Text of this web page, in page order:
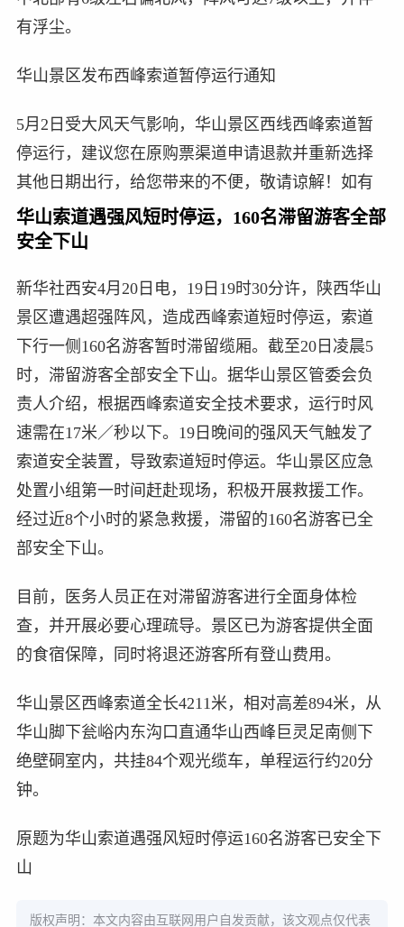
有浮尘。
华山景区发布西峰索道暂停运行通知
5月2日受大风天气影响，华山景区西线西峰索道暂
停运行，建议您在原购票渠道申请退款并重新选择
其他日期出行，给您带来的不便，敬请谅解！如有
华山索道遇强风短时停运，160名滞留游客全部
安全下山
新华社西安4月20日电，19日19时30分许，陕西华山
景区遭遇超强阵风，造成西峰索道短时停运，索道
下行一侧160名游客暂时滞留缆厢。截至20日凌晨5
时，滞留游客全部安全下山。据华山景区管委会负
责人介绍，根据西峰索道安全技术要求，运行时风
速需在17米／秒以下。19日晚间的强风天气触发了
索道安全装置，导致索道短时停运。华山景区应急
处置小组第一时间赶赴现场，积极开展救援工作。
经过近8个小时的紧急救援，滞留的160名游客已全
部安全下山。
目前，医务人员正在对滞留游客进行全面身体检
查，并开展必要心理疏导。景区已为游客提供全面
的食宿保障，同时将退还游客所有登山费用。
华山景区西峰索道全长4211米，相对高差894米，从
华山脚下瓮峪内东沟口直通华山西峰巨灵足南侧下
绝壁硐室内，共挂84个观光缆车，单程运行约20分
钟。
原题为华山索道遇强风短时停运160名游客已安全下
山
版权声明：本文内容由互联网用户自发贡献，该文观点仅代表